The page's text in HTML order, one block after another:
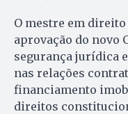
O mestre em
aprovação do novo
segurança jurídica
nas relações
financiamento
direitos